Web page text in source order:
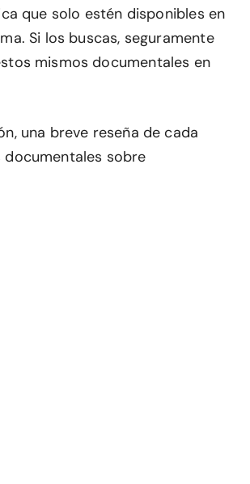
que solo estén disponibles en
Si los buscas, seguramente
mismos documentales en
una breve reseña de cada
documentales sobre